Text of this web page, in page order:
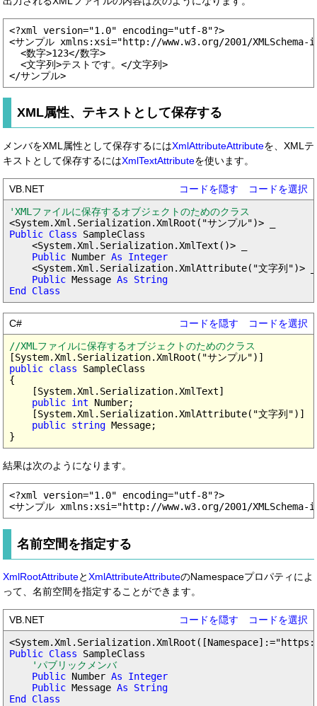
<?xml version="1.0" encoding="utf-8"?>
<サンプル xmlns:xsi="http://www.w3.org/2001/
  <数字>123</数字>
  <文字列>テストです。</文字列>
XML属性、テキストとして保存する
メンバをXML属性として保存するにはXmlAttributeAttributeを、XMLテ
キストとして保存するにはXmlTextAttributeを使います。
VB.NET コードを隠す
コードを選択
'XMLファイルに保存するオブジェクトのためのクラス
Public Class SampleClass
    <System.Xml.Serialization.XmlText()> _
Public Number As Integer
    <System.Xml.Serialization.XmlAttribute("文字列")> _
Public Message As String
End Class
C# コードを隠す
コードを選択
//XMLファイルに保存するオブジェクトのためのクラス
public class SampleClass
{
    [System.Xml.Serialization.XmlText]
public int Number;
    [System.Xml.Serialization.XmlAttribute("文字列")]
public string Message;
結果は次のようになります。
<?xml version="1.0" encoding="utf-8"?>
名前空間を指定する
XmlRootAttributeとXmlAttributeAttributeのNamespaceプロパティによ
って、名前空間を指定することができます。
VB.NET コードを隠す コードを選択
Public Class SampleClass
'パブリックメンバ
Public Number As Integer
    Public
Message As String
End Class